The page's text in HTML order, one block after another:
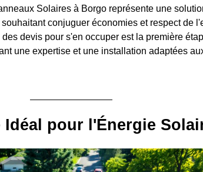
Solaires à Borgo représente une
conjuguer économies et respect de
devis pour s'en occuper est la première
une expertise et une installation adaptées
pour l'Énergie